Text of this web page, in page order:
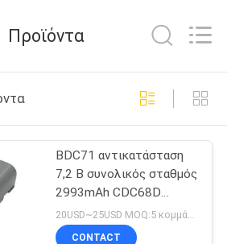
23
Προϊόντα
BDC71 αντικατάσταση
7,2 Β συνολικός σταθμός
2993mAh CDC68D
μπαταριών λι ιονικός
20USD~25USD MOQ:5 κομμάτια
CONTACT